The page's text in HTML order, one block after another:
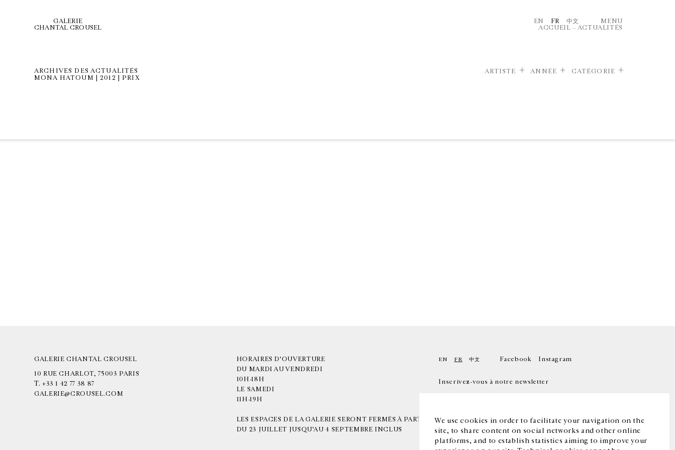
We use cookies in order to facilitate your navigation on the
site, to share content on social networks and other online
platforms, and to establish statistics aiming to improve your
GALERIE
CHANTAL CROUSEL
EN FR 中文
MENU
ACCUEIL – ACTUALITÉS
ARCHIVES DES ACTUALITÉS
MONA HATOUM | 2012 | PRIX
ARTISTE ANNÉE CATÉGORIE
GALERIE CHANTAL CROUSEL
10 RUE CHARLOT, 75003 PARIS
T. +33 1 42 77 38 87
GALERIE@CROUSEL.COM
HORAIRES D'OUVERTURE
DU MARDI AU VENDREDI
10H-18H
LE SAMEDI
11H-19H
LES ESPACES DE LA GALERIE SERONT FERMÉS À PARTIR
DU 23 JUILLET JUSQU'AU 4 SEPTEMBRE INCLUS
EN FR 中文 Facebook Instagram
Inscrivez-vous à notre newsletter